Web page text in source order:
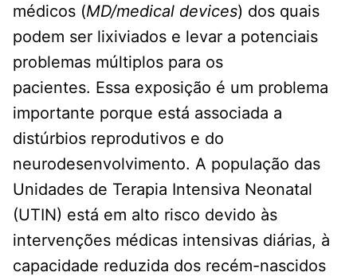
médicos (MD/medical devices) dos quais
podem ser lixiviados e levar a potenciais
problemas múltiplos para os
pacientes. Essa exposição é um problema
importante porque está associada a
distúrbios reprodutivos e do
neurodesenvolvimento. A população das
Unidades de Terapia Intensiva Neonatal
(UTIN) está em alto risco devido às
intervenções médicas intensivas diárias, à
capacidade reduzida dos recém-nascidos